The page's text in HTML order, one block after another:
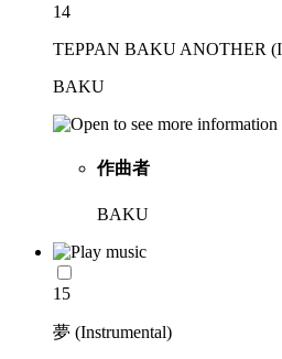
14
TEPPAN BAKU ANOTHER
BAKU
作曲者
BAKU
15
夢 (Instrumental)